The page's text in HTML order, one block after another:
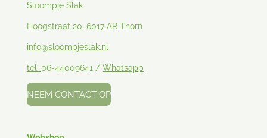
Sloompje Slak
Hoogstraat 20, 6017 AR Thorn
info@sloompjeslak.nl
tel: 06-44009641 / Whatsapp
NEEM CONTACT OP